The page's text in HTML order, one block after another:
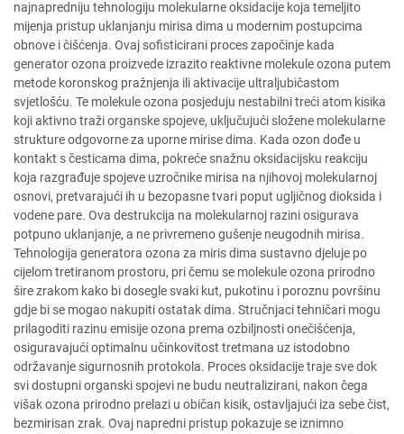
najnapredniju tehnologiju molekularne oksidacije koja temeljito
mijenja pristup uklanjanju mirisa dima u modernim postupcima
obnove i čišćenja. Ovaj sofisticirani proces započinje kada
generator ozona proizvede izrazito reaktivne molekule ozona putem
metode koronskog pražnjenja ili aktivacije ultraljubičastom
svjetlošću. Te molekule ozona posjeduju nestabilni treći atom kisika
koji aktivno traži organske spojeve, uključujući složene molekularne
strukture odgovorne za uporne mirise dima. Kada ozon dođe u
kontakt s česticama dima, pokreće snažnu oksidacijsku reakciju
koja razgrađuje spojeve uzročnike mirisa na njihovoj molekularnoj
osnovi, pretvarajući ih u bezopasne tvari poput ugljičnog dioksida i
vodene pare. Ova destrukcija na molekularnoj razini osigurava
potpuno uklanjanje, a ne privremeno gušenje neugodnih mirisa.
Tehnologija generatora ozona za miris dima sustavno djeluje po
cijelom tretiranom prostoru, pri čemu se molekule ozona prirodno
šire zrakom kako bi dosegle svaki kut, pukotinu i poroznu površinu
gdje bi se mogao nakupiti ostatak dima. Stručnjaci tehničari mogu
prilagoditi razinu emisije ozona prema ozbiljnosti onečišćenja,
osiguravajući optimalnu učinkovitost tretmana uz istodobno
održavanje sigurnosnih protokola. Proces oksidacije traje sve dok
svi dostupni organski spojevi ne budu neutralizirani, nakon čega
višak ozona prirodno prelazi u običan kisik, ostavljajući iza sebe čist,
bezmirisan zrak. Ovaj napredni pristup pokazuje se iznimno